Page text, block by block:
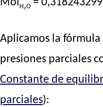
Mol H₂O = 0,318243299
Aplicamos la
presiones parciales
Constante de
parciales):